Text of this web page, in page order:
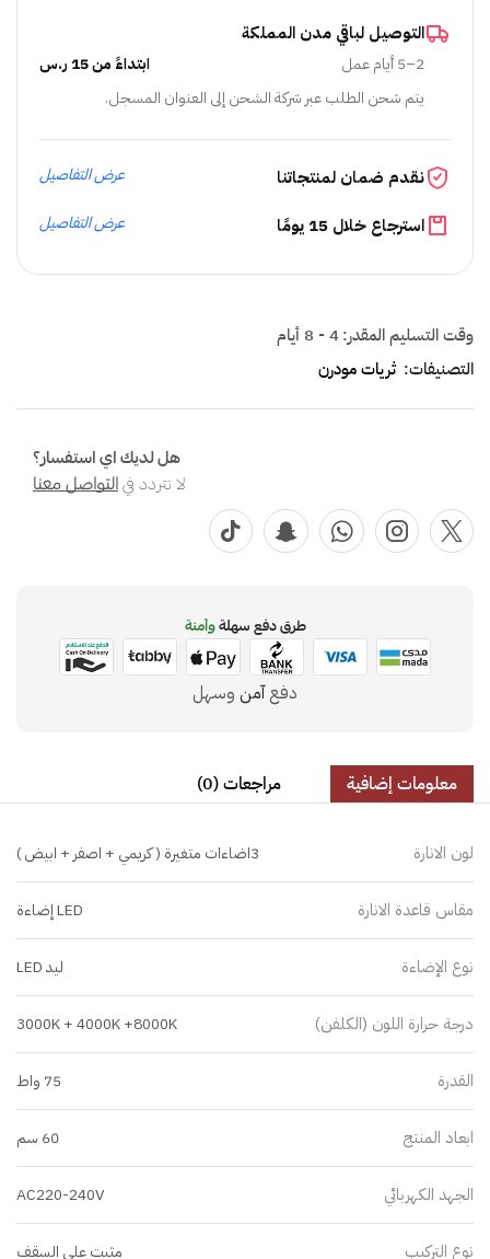
التوصيل لباقي مدن المملكة
2–5 أيام عمل
ابتداءً من 15 ر.س
يتم شحن الطلب عبر شركة الشحن إلى العنوان المسجل.
نقدم ضمان لمنتجاتنا عرض التفاصيل
استرجاع خلال 15 يومًا عرض التفاصيل
وقت التسليم المقدر:4 - 8 أيام
التصنيفات: ثريات مودرن
هل لديك اي استفسار؟
لا تتردد فيالتواصل معنا
طرق دفع سهلةوآمنة
دفعآمن وسهل
معلومات إضافية مراجعات (0)
لون الانارة 3اضاءات متغيرة ( كريمي + اصفر + ابيض )
مقاس قاعدة الانارة LED إضاءة
نوع الإضاءة ليد LED
درجة حرارة اللون (الكلفن) 3000K + 4000K +8000K
القدرة 75 واط
ابعاد المنتج 60 سم
الجهد الكهربائي AC220-240V
نوع التركيب مثبت على السقف